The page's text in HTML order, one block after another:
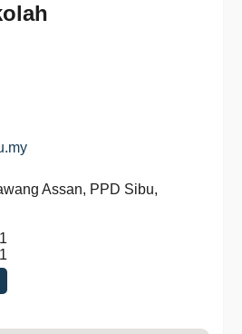
Assan, PPD Sibu,